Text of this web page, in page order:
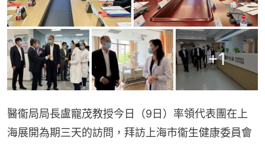
+1
醫衞局局長盧寵茂教授今日（9日）率領代表團在上
海展開為期三天的訪問，拜訪上海市衞生健康委員會